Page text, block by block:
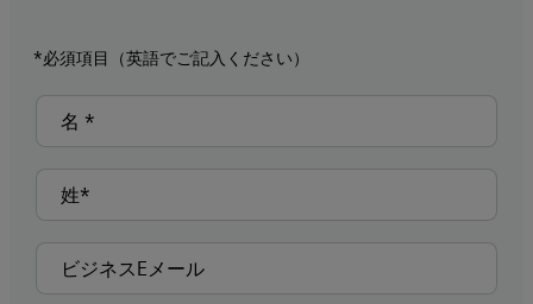
*必須項目（英語でご記入ください）